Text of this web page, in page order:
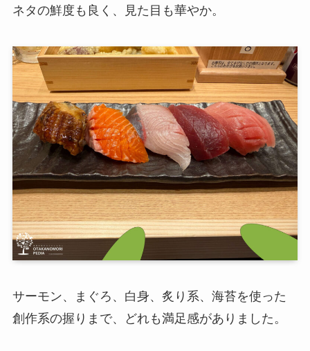
ネタの鮮度も良く、見た目も華やか。
サーモン、まぐろ、白身、炙り系、海苔を使った
創作系の握りまで、どれも満足感がありました。